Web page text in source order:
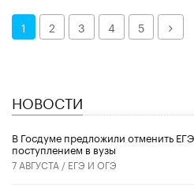
1 2 3 4 5
НОВОСТИ
В Госдуме предложили отменить
поступлением в вузы
7 АВГУСТА / ЕГЭ И ОГЭ